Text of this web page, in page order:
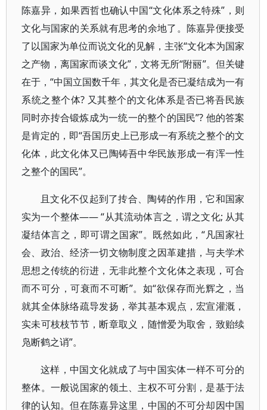
陈嘉异，如果西哲也确认中国“文化体系之特殊”，则
文化与国家的关系就有思考的余地了。陈嘉异便接受
了以国家为单位而说文化的见解，主张“文化本为国家
之产物，离国家而谈文化”，文将无所“附丽”。但关键
在于，“中国立国数千年，其文化是否已凝结成为一有
系统之整个体? 又其整个的文化体系是否已将吾民族
同时亦抟合锻炼成为一统一的整个的国民”? 他的答案
是肯定的，即“吾国历史上已形成一有系统之整个的文
化体，此文化体又已陶铸吾中华民族形成一有浑一性
之整个的国民”。
且文化不仅起到了抟合、陶铸的作用，它和国家
实为一个整体—— “从其流动体言之，谓之文化; 从其
凝结体言之，即可谓之国家”。既然如此，“凡国家社
会、政治、经济一切文物制度之因革建措，与夫学术
思想之传统的衍进，无非此整个文化体之表现，可合
而不可分，可衰而不可断”。如“欲保存而光辉之，当
就其全体脉络疏导发扬，举其基本观点，宏宣灌溉，
实未可枝枝节节，断章取义，随憎爱为取舍，致贻续
凫断鹤之诮”。
这样，中国文化就成了与中国实体一样不可分的
整体。一般说国家的领土、主权不可分割，是基于法
律的认知。但在陈嘉异这里，中国的不可分却因中国